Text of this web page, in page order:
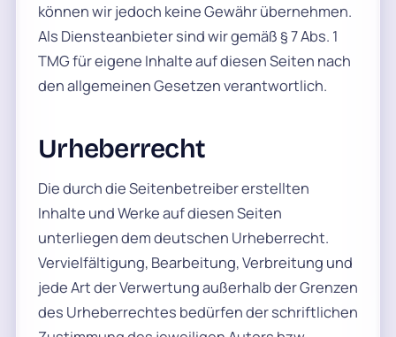
können wir jedoch keine Gewähr übernehmen.
Als Diensteanbieter sind wir gemäß § 7 Abs. 1
TMG für eigene Inhalte auf diesen Seiten nach
den allgemeinen Gesetzen verantwortlich.
Urheberrecht
Die durch die Seitenbetreiber erstellten
Inhalte und Werke auf diesen Seiten
unterliegen dem deutschen Urheberrecht.
Vervielfältigung, Bearbeitung, Verbreitung und
jede Art der Verwertung außerhalb der Grenzen
des Urheberrechtes bedürfen der schriftlichen